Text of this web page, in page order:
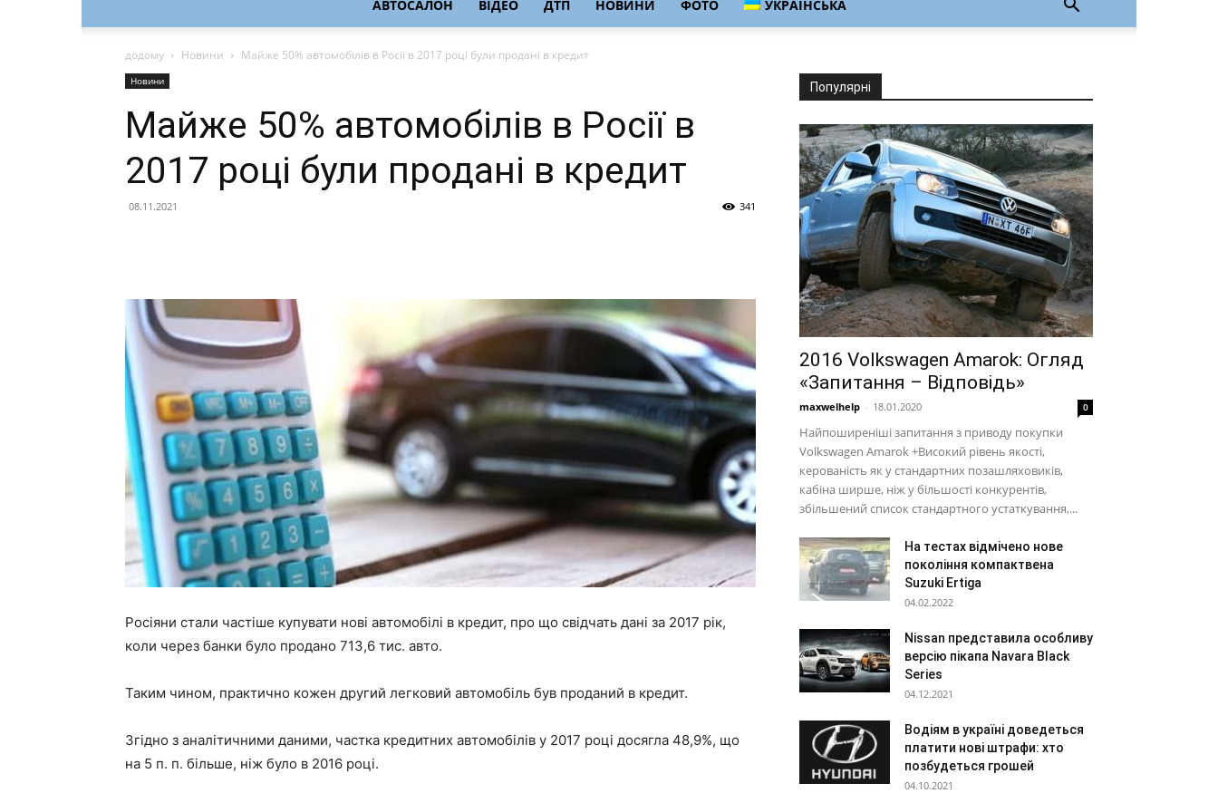
АВТОСАЛОН ВІДЕО ДТП НОВИНИ ФОТО УКРАЇНСЬКА
додому Новини Майже 50% автомобілів в Росії в 2017 році були продані в кредит
Новини
Майже 50% автомобілів в Росії в
2017 році були продані в кредит
08.11.2021 341
Росіяни стали частіше купувати нові автомобілі в кредит, про що свідчать дані за 2017 рік,
коли через банки було продано 713,6 тис. авто.
Таким чином, практично кожен другий легковий автомобіль був проданий в кредит.
Згідно з аналітичними даними, частка кредитних автомобілів у 2017 році досягла 48,9%, що
на 5 п. п. більше, ніж було в 2016 році.
Популярні
2016 Volkswagen Amarok: Огляд
«Запитання – Відповідь»
maxwelhelp - 18.01.2020 0
Найпоширеніші запитання з приводу покупки
Volkswagen Amarok +Високий рівень якості,
керованість як у стандартних позашляховиків,
кабіна ширше, ніж у більшості конкурентів,
збільшений список стандартного устаткування,...
На тестах відмічено нове
покоління компактвена
Suzuki Ertiga
04.02.2022
Nissan представила особливу
версію пікапа Navara Black
Series
04.12.2021
Водіям в україні доведеться
платити нові штрафи: хто
позбудеться грошей
04.10.2021